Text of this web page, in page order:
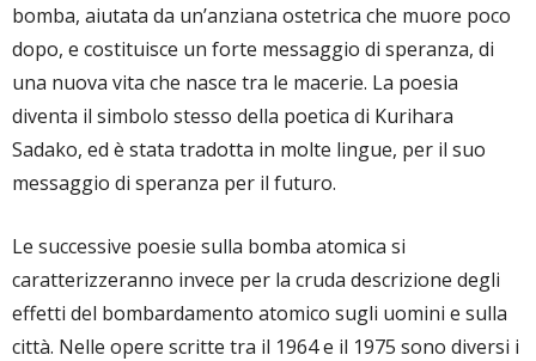
bomba, aiutata da un’anziana ostetrica che muore poco
dopo, e costituisce un forte messaggio di speranza, di
una nuova vita che nasce tra le macerie. La poesia
diventa il simbolo stesso della poetica di Kurihara
Sadako, ed è stata tradotta in molte lingue, per il suo
messaggio di speranza per il futuro.
Le successive poesie sulla bomba atomica si
caratterizzeranno invece per la cruda descrizione degli
effetti del bombardamento atomico sugli uomini e sulla
città. Nelle opere scritte tra il 1964 e il 1975 sono diversi i